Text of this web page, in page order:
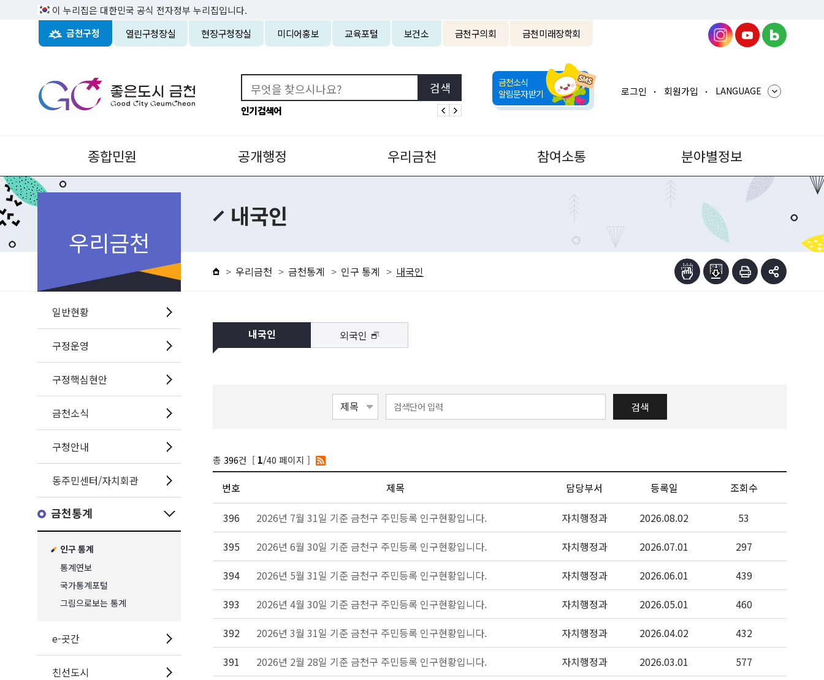
이 누리집은 대한민국 공식 전자정부 누리집입니다.
금천구청 열린구청장실 현장구청장실 미디어홍보 교육포털 보건소 금천구의회 금천미래장학회
인기검색어
금천소식
알림문자받기
로그인 회원가입 LANGUAGE
종합민원 공개행정 우리금천 참여소통 분야별정보
우리금천
일반현황
구정운영
구정핵심현안
금천소식
구청안내
동주민센터/자치회관
금천통계
인구 통계
통계연보
국가통계포털
그림으로보는 통계
e-곳간
친선도시
내국인
우리금천 금천통계 인구 통계 내국인
내국인 외국인
검색
총 396건 [ 1/40 페이지 ]
번호 제목 담당부서 등록일 조회수
396 2026년 7월 31일 기준 금천구 주민등록 인구현황입니다. 자치행정과 2026.08.02
53
395
2026년 6월 30일 기준 금천구 주민등록 인구현황입니다. 자치행정과 2026.07.01
297
394
2026년 5월 31일 기준 금천구 주민등록 인구현황입니다. 자치행정과 2026.06.01
439
393
2026년 4월 30일 기준 금천구 주민등록 인구현황입니다. 자치행정과 2026.05.01
460
392
2026년 3월 31일 기준 금천구 주민등록 인구현황입니다. 자치행정과 2026.04.02
432
391
2026년 2월 28일 기준 금천구 주민등록 인구현황입니다. 자치행정과 2026.03.01
577